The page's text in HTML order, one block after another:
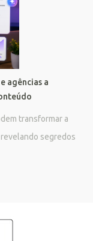
agências a
transformar a
segredos